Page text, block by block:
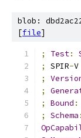
blob:
[file]
; Test:
;
SPIR-V
;
;
;
Bound :
;
Schema :